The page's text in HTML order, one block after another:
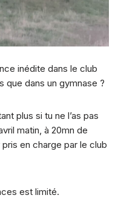
inédite dans le club
que dans un gymnase ?
plus si tu ne l’as pas
matin, à 20mn de
en charge par le club
est limité.